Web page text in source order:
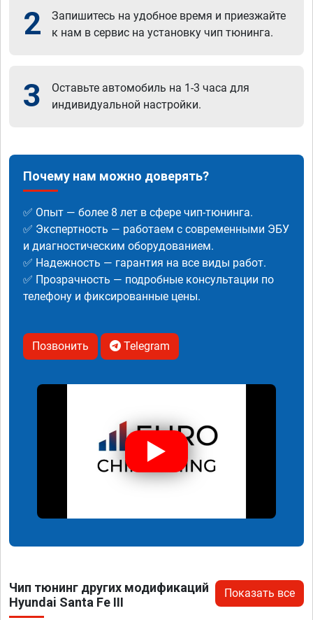
2
Запишитесь на удобное время и приезжайте
к нам в сервис на установку чип тюнинга.
3
Оставьте автомобиль на 1-3 часа для
индивидуальной настройки.
Почему нам можно доверять?
✅ Опыт — более 8 лет в сфере чип-тюнинга.
✅ Экспертность — работаем с современными ЭБУ
и диагностическим оборудованием.
✅ Надежность — гарантия на все виды работ.
✅ Прозрачность — подробные консультации по
телефону и фиксированные цены.
Позвонить Telegram
Чип тюнинг других модификаций
Hyundai Santa Fe III
Показать все